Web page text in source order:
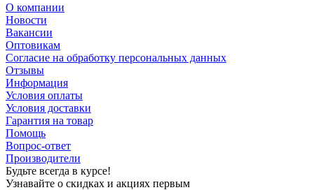
О компании
Новости
Вакансии
Оптовикам
Cогласие на обработку персональных данных
Отзывы
Информация
Условия оплаты
Условия доставки
Гарантия на товар
Помощь
Вопрос-ответ
Производители
Будьте всегда в курсе!
Узнавайте о скидках и акциях первым